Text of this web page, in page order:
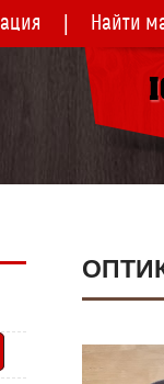
Найти